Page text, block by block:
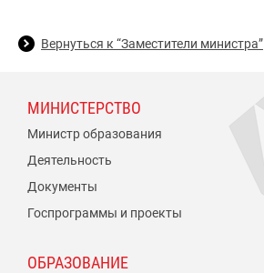
Вернуться к “Заместители министра”
МИНИСТЕРСТВО
Министр образования
Деятельность
Документы
Госпрограммы и проекты
ОБРАЗОВАНИЕ